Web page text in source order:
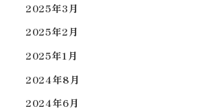
2025年3月
2025年2月
2025年1月
2024年8月
2024年6月